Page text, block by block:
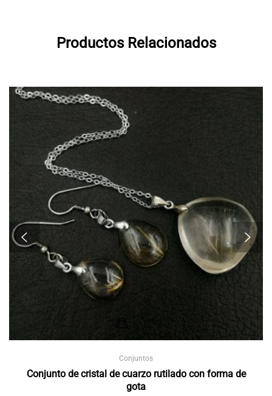
Productos Relacionados
Conjuntos
Conjunto de cristal de cuarzo rutilado con forma de
gota